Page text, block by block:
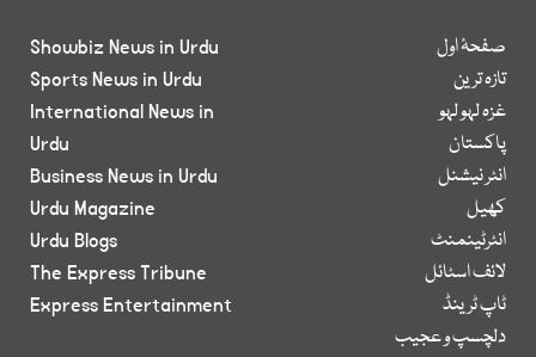
صفحۂ اول
تازہ ترین
غزہ لہو لہو
پاکستان
انٹر نیشنل
کھیل
انٹرٹینمنٹ
لائف اسٹائل
ٹاپ ٹرینڈ
دلچسپ و عجیب
Showbiz News in Urdu
Sports News in Urdu
International News in
Urdu
Business News in Urdu
Urdu Magazine
Urdu Blogs
The Express Tribune
Express Entertainment